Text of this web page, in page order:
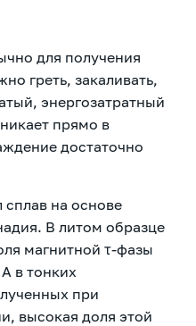
для получения
греть, закаливать,
энергозатратный
прямо в
достаточно
сплав на основе
В литом образце
магнитной τ-фазы
в тонких
при
высокая доля этой